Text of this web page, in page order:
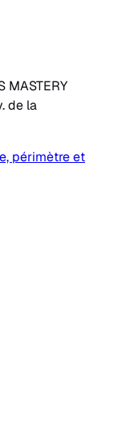
MASTERY
de la
périmètre et